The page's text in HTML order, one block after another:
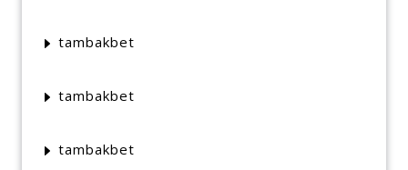
tambakbet
tambakbet
tambakbet